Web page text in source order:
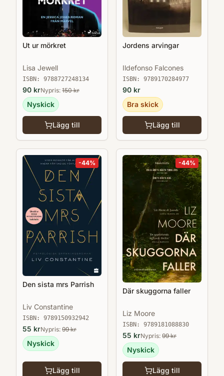
Ut ur mörkret
Lisa Jewell
ISBN: 9788727248134
90 krNypris: 150kr
Nyskick
Lägg till
Jordens arvingar
Ildefonso Falcones
ISBN: 9789170284977
90 kr
Bra skick
Lägg till
-44%
Den sista mrs Parrish
Liv Constantine
ISBN: 9789150932942
55 krNypris: 99kr
Nyskick
Lägg till
-44%
Där skuggorna faller
Liz Moore
ISBN: 9789181088830
55 krNypris: 99kr
Nyskick
Lägg till